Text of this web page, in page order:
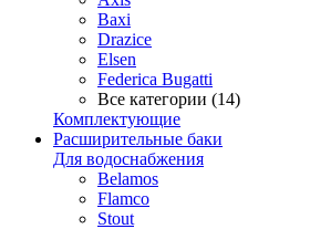
Baxi
Drazice
Elsen
Federica Bugatti
Все категории (14)
Комплектующие
Расширительные баки
Для водоснабжения
Belamos
Flamco
Stout